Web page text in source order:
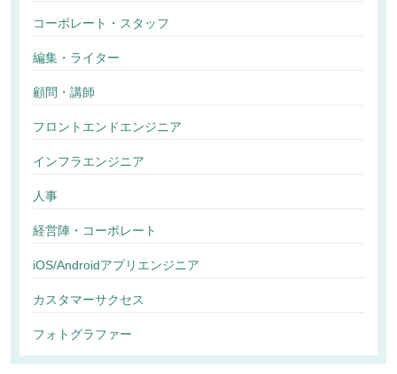
コーポレート・スタッフ
編集・ライター
顧問・講師
フロントエンドエンジニア
インフラエンジニア
人事
経営陣・コーポレート
iOS/Androidアプリエンジニア
カスタマーサクセス
フォトグラファー